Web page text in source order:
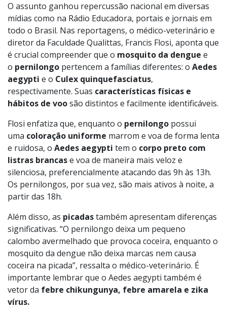
O assunto ganhou repercussão nacional em diversas
mídias como na Rádio Educadora, portais e jornais em
todo o Brasil. Nas reportagens, o médico-veterinário e
diretor da Faculdade Qualittas, Francis Flosi, aponta que
é crucial compreender que o mosquito da dengue e
o pernilongo pertencem a famílias diferentes: o Aedes
aegypti e o Culex quinquefasciatus,
respectivamente. Suas características físicas e
hábitos de voosão distintos e facilmente identificáveis.
Flosi enfatiza que, enquanto o pernilongo possui
uma coloração uniforme marrom e voa de forma lenta
e ruidosa, o Aedes aegypti tem o corpo preto com
listras brancase voa de maneira mais veloz e
silenciosa, preferencialmente atacando das 9h às 13h.
Os pernilongos, por sua vez, são mais ativos à noite, a
partir das 18h.
Além disso, as picadastambém apresentam diferenças
significativas. “O pernilongo deixa um pequeno
calombo avermelhado que provoca coceira, enquanto o
mosquito da dengue não deixa marcas nem causa
coceira na picada”, ressalta o médico-veterinário. É
importante lembrar que o Aedes aegypti também é
vetor da febre chikungunya, febre amarela e zika
vírus.